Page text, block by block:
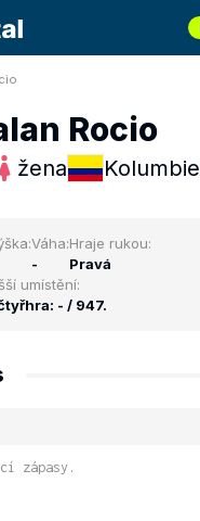
Rocio
žena Kolumbie
Váha:
-
Hraje rukou:
Pravá
umístění:
- / 947.
zápasy.